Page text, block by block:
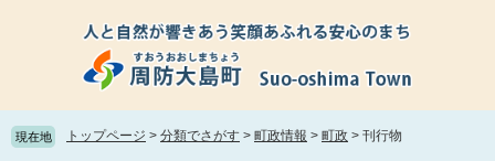
頭
で
飛
ば
現在地 トップページ > 分類でさがす > 町政情報 > 町政 > 刊行物